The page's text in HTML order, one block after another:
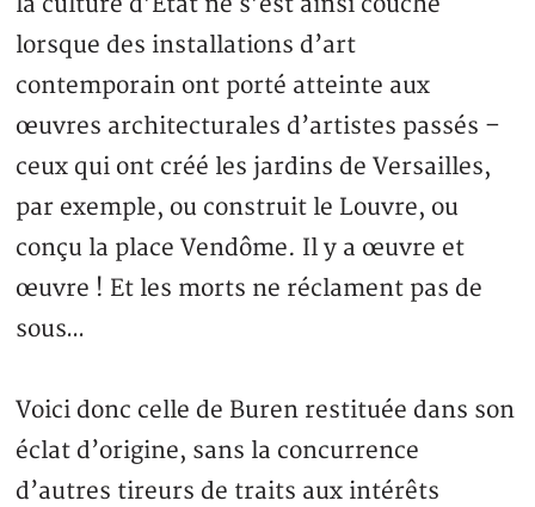
lorsque des installations d’art
contemporain ont porté atteinte aux
œuvres architecturales d’artistes passés –
ceux qui ont créé les jardins de Versailles,
par exemple, ou construit le Louvre, ou
conçu la place Vendôme. Il y a œuvre et
œuvre ! Et les morts ne réclament pas de
sous…
Voici donc celle de Buren restituée dans son
éclat d’origine, sans la concurrence
d’autres tireurs de traits aux intérêts